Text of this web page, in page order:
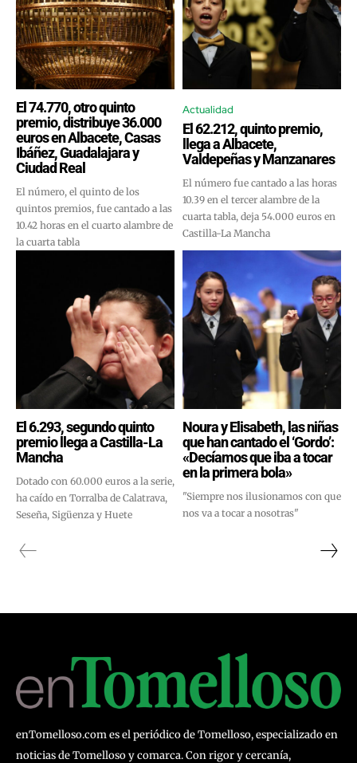
El 74.770, otro quinto
premio, distribuye 36.000
euros en Albacete, Casas
Ibáñez, Guadalajara y
Ciudad Real
El número, el quinto de los
quintos premios, fue cantado a las
10.42 horas en el cuarto alambre de
la cuarta tabla
Actualidad
El 62.212, quinto premio,
llega a Albacete,
Valdepeñas y Manzanares
El número fue cantado a las horas
10.39 en el tercer alambre de la
cuarta tabla, deja 54.000 euros en
Castilla-La Mancha
El 6.293, segundo quinto
premio llega a Castilla-La
Mancha
Dotado con 60.000 euros a la serie,
ha caído en Torralba de Calatrava,
Seseña, Sigüenza y Huete
Noura y Elisabeth, las niñas
que han cantado el ‘Gordo’:
«Decíamos que iba a tocar
en la primera bola»
"Siempre nos ilusionamos con que
nos va a tocar a nosotras"
enTomelloso.com es el periódico de Tomelloso, especializado en
noticias de Tomelloso y comarca. Con rigor y cercanía,